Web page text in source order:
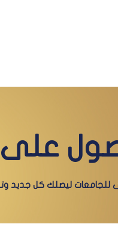
على
للجامعات ليصلك كل جديد